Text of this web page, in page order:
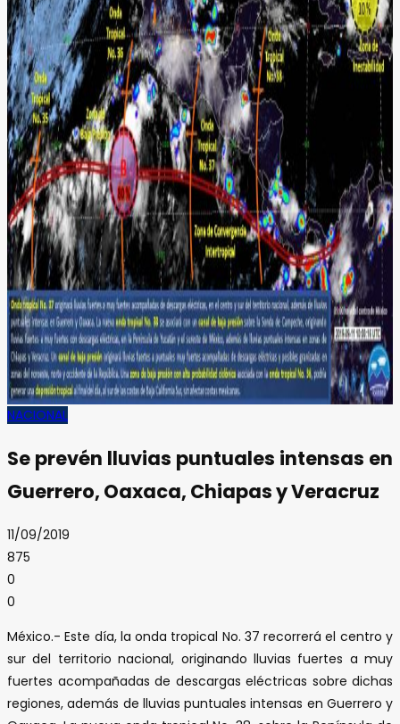
NACIONAL
Se prevén lluvias puntuales intensas en
Guerrero, Oaxaca, Chiapas y Veracruz
11/09/2019
875
0
0
México.- Este día, la onda tropical No. 37 recorrerá el centro y
sur del territorio nacional, originando lluvias fuertes a muy
fuertes acompañadas de descargas eléctricas sobre dichas
regiones, además de lluvias puntuales intensas en Guerrero y